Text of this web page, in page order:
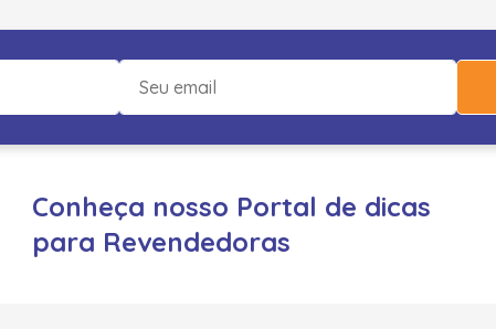
Conheça nosso Portal de dicas
para Revendedoras